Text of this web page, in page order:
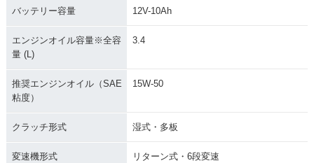
バッテリー容量 12V-10Ah
エンジンオイル容量※全容
量 (L)
3.4
推奨エンジンオイル（SAE
粘度）
15W-50
クラッチ形式 湿式・多板
変速機形式 リターン式・6段変速